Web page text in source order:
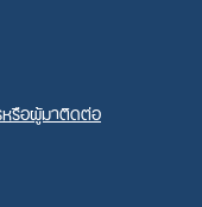
หรือผู้มาติดต่อ